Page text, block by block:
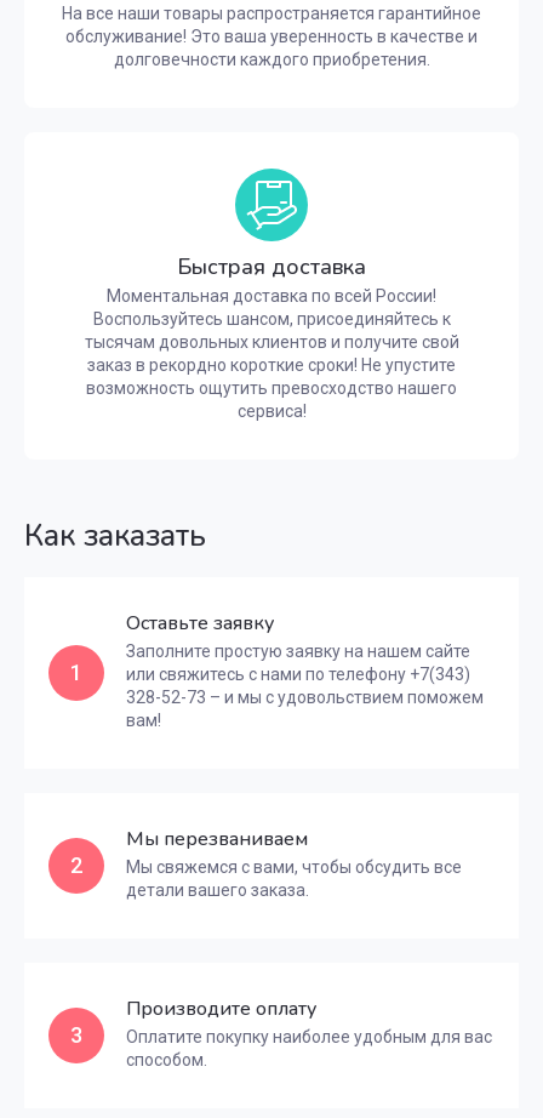
На все наши товары распространяется гарантийное
обслуживание! Это ваша уверенность в качестве и
долговечности каждого приобретения.
Быстрая доставка
Моментальная доставка по всей России!
Воспользуйтесь шансом, присоединяйтесь к
тысячам довольных клиентов и получите свой
заказ в рекордно короткие сроки! Не упустите
возможность ощутить превосходство нашего
сервиса!
Как заказать
1
Оставьте заявку
Заполните простую заявку на нашем сайте
или свяжитесь с нами по телефону +7(343)
328-52-73 – и мы с удовольствием поможем
вам!
2
Мы перезваниваем
Мы свяжемся с вами, чтобы обсудить все
детали вашего заказа.
3
Производите оплату
Оплатите покупку наиболее удобным для вас
способом.